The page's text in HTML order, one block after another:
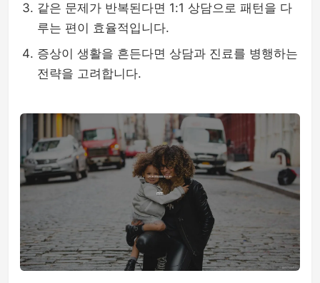
같은 문제가 반복된다면 1:1 상담으로 패턴을 다
루는 편이 효율적입니다.
증상이 생활을 흔든다면 상담과 진료를 병행하는
전략을 고려합니다.